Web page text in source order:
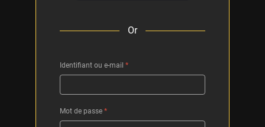
Or
Identifiant ou e-mail *
Mot de passe *